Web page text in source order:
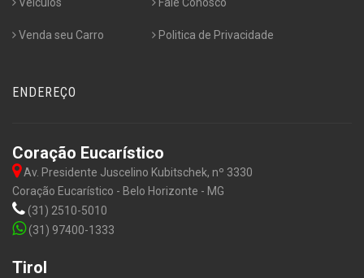
Venda seu Carro Politica de Privacidade
ENDEREÇO
Coração Eucarístico
Av. Presidente Juscelino Kubitschek, nº 3330
Coração Eucarístico - Belo Horizonte - MG
(31) 2510-5010
(31) 97400-1333
Tirol